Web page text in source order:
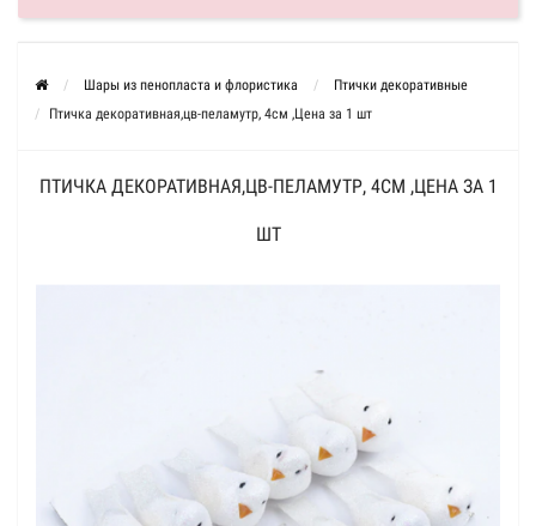
Шары из пенопласта и флористика
Птички декоративные
Птичка декоративная,цв-пеламутр, 4см ,Цена за 1 шт
ПТИЧКА ДЕКОРАТИВНАЯ,ЦВ-ПЕЛАМУТР, 4СМ ,ЦЕНА ЗА 1
ШТ